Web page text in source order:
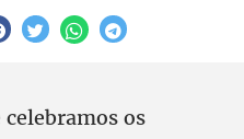
os